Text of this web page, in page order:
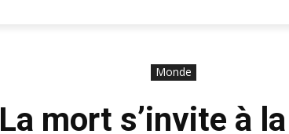
Monde
La mort s’invite à